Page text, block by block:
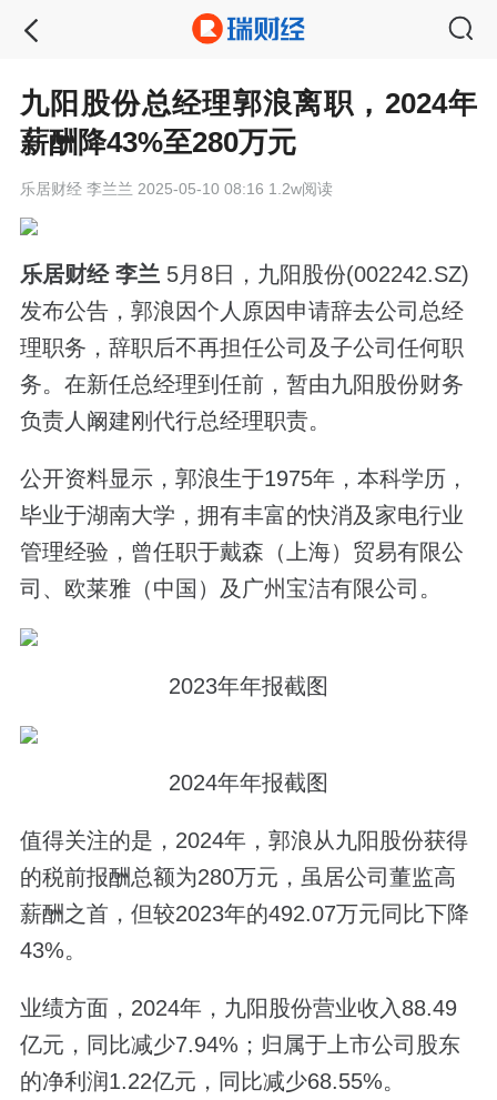
九阳股份总经理郭浪离职，2024年
薪酬降43%至280万元
乐居财经李兰兰 2025-05-10 08:16 1.2w阅读
乐居财经 李兰 5月8日，九阳股份(002242.SZ)
发布公告，郭浪因个人原因申请辞去公司总经
理职务，辞职后不再担任公司及子公司任何职
务。在新任总经理到任前，暂由九阳股份财务
负责人阚建刚代行总经理职责。
公开资料显示，郭浪生于1975年，本科学历，
毕业于湖南大学，拥有丰富的快消及家电行业
管理经验，曾任职于戴森（上海）贸易有限公
司、欧莱雅（中国）及广州宝洁有限公司。
2023年年报截图
2024年年报截图
值得关注的是，2024年，郭浪从九阳股份获得
的税前报酬总额为280万元，虽居公司董监高
薪酬之首，但较2023年的492.07万元同比下降
43%。
业绩方面，2024年，九阳股份营业收入88.49
亿元，同比减少7.94%；归属于上市公司股东
的净利润1.22亿元，同比减少68.55%。